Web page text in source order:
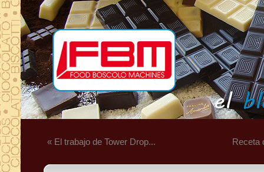
« El trabajo de Tower Drop... Receta